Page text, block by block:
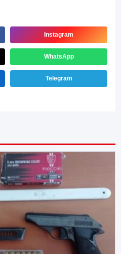
Instagram
WhatsApp
Telegram